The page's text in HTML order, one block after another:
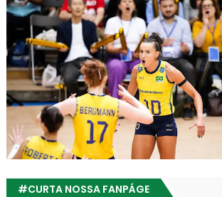
#CURTA NOSSA FANPÁGE